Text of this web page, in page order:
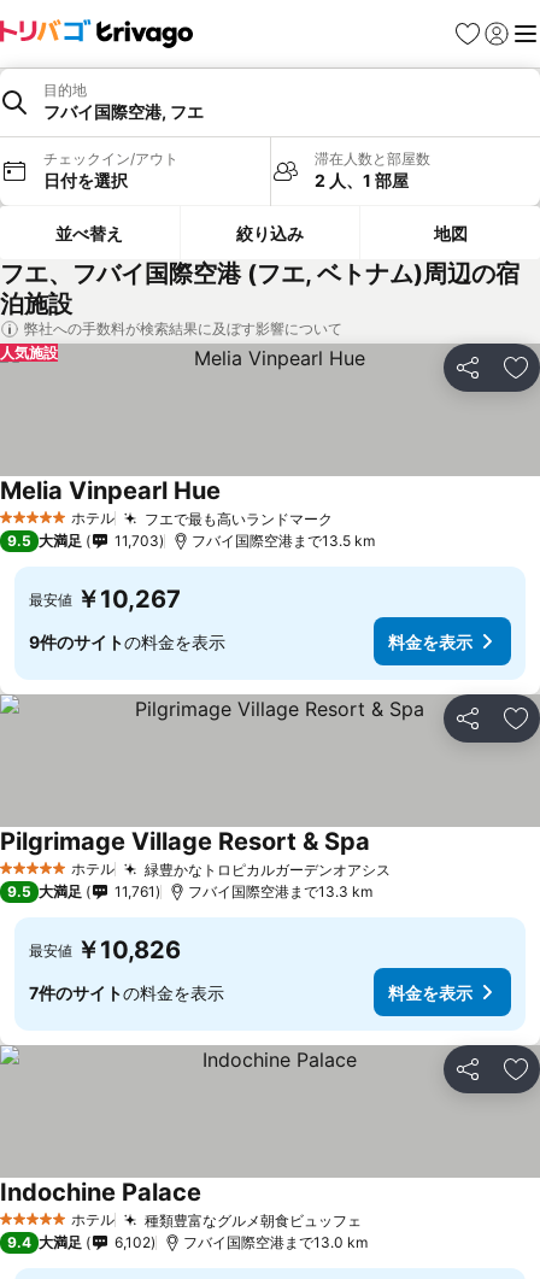
お気に入り
ログイ
メ
目的地
フバイ国際空港, フエ
チェックイン/アウト
日付を選択
滞在人数と部屋数
2 人、1 部屋
並べ替え 絞り込み 地図
フエ、フバイ国際空港 (フエ, ベトナム)周辺の宿
泊施設
弊社への手数料が検索結果に及ぼす影響について
シェア お
人気施設
5 ホテルのランク
ホテル フエで最も高いランドマーク
Melia Vinpearl Hue
9.5 大満足 11,703 フバイ国際空港まで13.5 km
最安値 ￥10,267
9件のサイトの料金を表示 料金を表示
シェア お
5 ホテルのランク
ホテル 緑豊かなトロピカルガーデンオアシス
Pilgrimage Village Resort & Spa
9.5 大満足 11,761 フバイ国際空港まで13.3 km
最安値 ￥10,826
7件のサイトの料金を表示 料金を表示
シェア お
5 ホテルのランク
ホテル 種類豊富なグルメ朝食ビュッフェ
Indochine Palace
9.4 大満足 6,102 フバイ国際空港まで13.0 km